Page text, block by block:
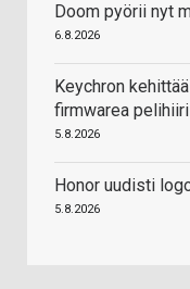
Doom pyörii nyt
6.8.2026
Keychron
firmwarea
5.8.2026
Honor uudisti
5.8.2026